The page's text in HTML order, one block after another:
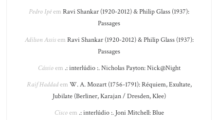
Pedro Ipêem Ravi Shankar (1920-2012) & Philip Glass (1937):
Passages
Adilson Assisem Ravi Shankar (1920-2012) & Philip Glass (1937):
Passages
Cássioem .: interlúdio :. Nicholas Payton: Nick@Night
Raif Haddadem W. A. Mozart (1756-1791): Réquiem, Exultate,
Jubilate (Berliner, Karajan / Dresden, Klee)
Ciscoem .: interlúdio :. Joni Mitchell: Blue